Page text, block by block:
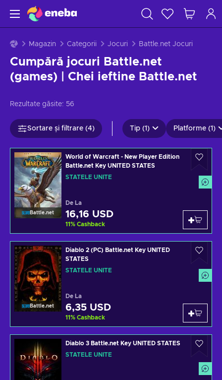
Magazin Categorii Jocuri Battle.net Jocuri
Cumpără jocuri Battle.net
(games) | Chei ieftine Battle.net
Rezultate găsite: 56
Sortare și filtrare (4) Tip (1) Platforme (1)
Battle.net
World of Warcraft - New Player Edition
Battle.net Key UNITED STATES
STATELE UNITE
De La
16,16 USD
11% Cashback
Battle.net
Diablo 2 (PC) Battle.net Key UNITED
STATES
STATELE UNITE
De La
6,35 USD
11% Cashback
Diablo 3 Battle.net Key UNITED STATES
STATELE UNITE